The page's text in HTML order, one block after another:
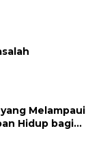
Melampaui